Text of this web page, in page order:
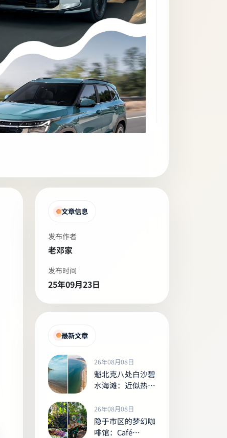
文章信息
发布作者
老邓家
发布时间
25年09月23日
最新文章
26年08月08日
魁北克八处白沙碧
水海滩：近似热带
26年08月08日
隐于市区的梦幻咖
啡馆：Café